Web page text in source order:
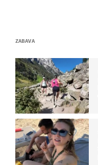
ZABAVA